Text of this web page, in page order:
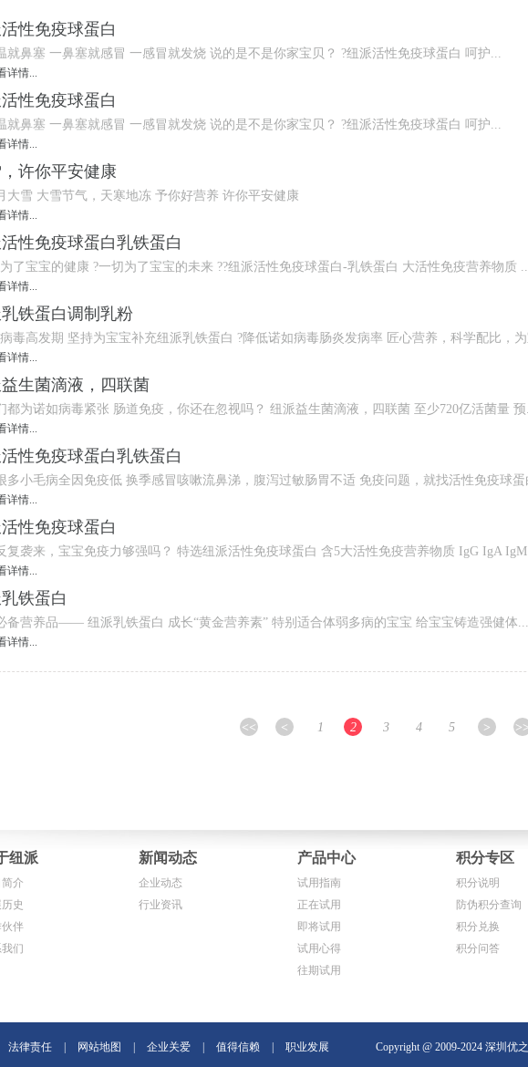
性免疫球蛋白
就鼻塞 一鼻塞就感冒 一感冒就发烧 说的是不是你家宝贝？ ?纽派活性免疫球蛋白 呵护...
详情...
性免疫球蛋白
就鼻塞 一鼻塞就感冒 一感冒就发烧 说的是不是你家宝贝？ ?纽派活性免疫球蛋白 呵护...
详情...
许你平安健康
大雪 大雪节气，天寒地冻 予你好营养 许你平安健康
详情...
性免疫球蛋白乳铁蛋白
了宝宝的健康 ?一切为了宝宝的未来 ??纽派活性免疫球蛋白-乳铁蛋白 大活性免疫营养物质
详情...
铁蛋白调制乳粉
毒高发期 坚持为宝宝补充纽派乳铁蛋白 ?降低诺如病毒肠炎发病率 匠心营养，科学配比，
详情...
生菌滴液，四联菌
都为诺如病毒紧张 肠道免疫，你还在忽视吗？ 纽派益生菌滴液，四联菌 至少720亿活菌量 预
详情...
性免疫球蛋白乳铁蛋白
多小毛病全因免疫低 换季感冒咳嗽流鼻涕，腹泻过敏肠胃不适 免疫问题，就找活性免疫球蛋
详情...
性免疫球蛋白
复袭来，宝宝免疫力够强吗？ 特选纽派活性免疫球蛋白 含5大活性免疫营养物质 IgG IgA
详情...
铁蛋白
备营养品—— 纽派乳铁蛋白 成长“黄金营养素” 特别适合体弱多病的宝宝 给宝宝铸造强健体...
详情...
<< < 1 2 3 4 5 > >>
纽派
介
史
伴
们
新闻动态
企业动态
行业资讯
产品中心
试用指南
正在试用
即将试用
试用心得
往期试用
积分专区
积分说明
防伪积分查询
积分兑换
积分问答
法律责任 网站地图 企业关爱 值得信赖 职业发展 Copyright @ 2009-2024 深圳优